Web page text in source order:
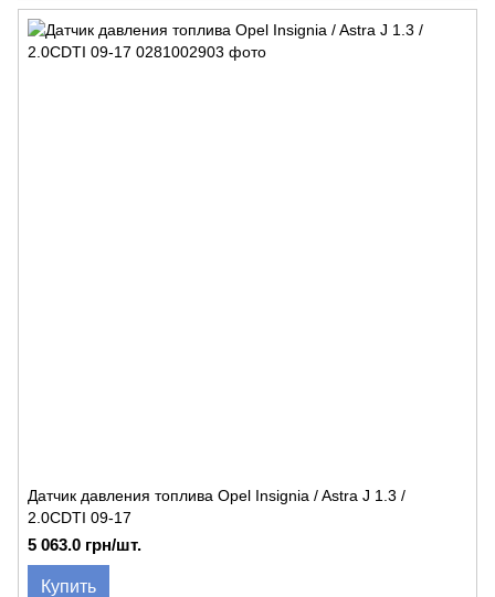
Датчик давления топлива Opel Insignia / Astra J 1.3 /
2.0CDTI 09-17
5 063.0 грн/шт.
Купить